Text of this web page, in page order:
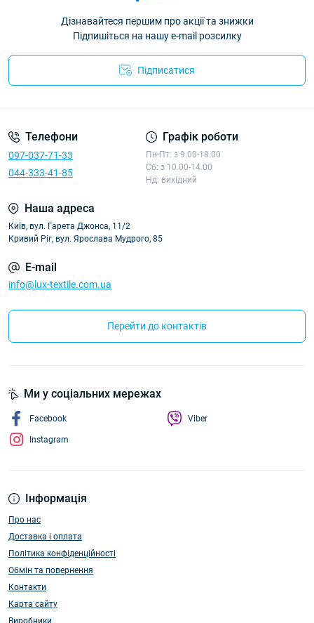
Дізнавайтеся першим про акції та знижки
Підпишіться на нашу e-mail розсилку
Підписатися
Телефони
097-037-71-33
044-333-41-85
Графік роботи
Пн-Пт: з 9.00-18.00
Сб: з 10.00-14.00
Нд: вихідний
Наша адреса
Київ, вул. Гарета Джонса, 11/2
Кривий Ріг, вул. Ярослава Мудрого, 85
E-mail
info@lux-textile.com.ua
Перейти до контактів
Інформація
Про нас
Доставка і оплата
Політика конфіденційності
Обмін та повернення
Контакти
Карта сайту
Виробники
Ми у соціальних мережах
Facebook
Instagram
Viber